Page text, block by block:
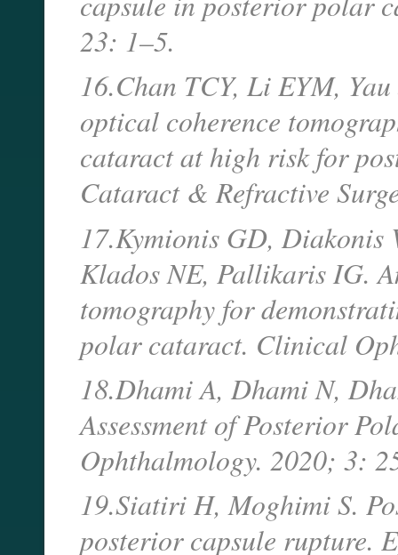
23: 1–5.
16.Chan TCY, Li EYM,
optical coherence
cataract at high risk for
Cataract & Refractive
17.Kymionis GD,
Klados NE, Pallikaris IG.
tomography for
polar cataract. Clinical
18.Dhami A, Dhami N,
Assessment of Posterior
Ophthalmology. 2020; 3:
19.Siatiri H, Moghimi S.
posterior capsule rupture.